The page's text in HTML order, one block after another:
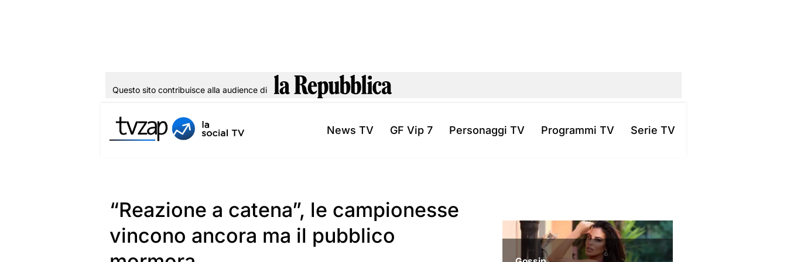
al
Questo sito contribuisce alla audience di
News TV GF Vip 7 Personaggi TV Programmi TV Serie TV
“Reazione a catena”, le campionesse
vincono ancora ma il pubblico